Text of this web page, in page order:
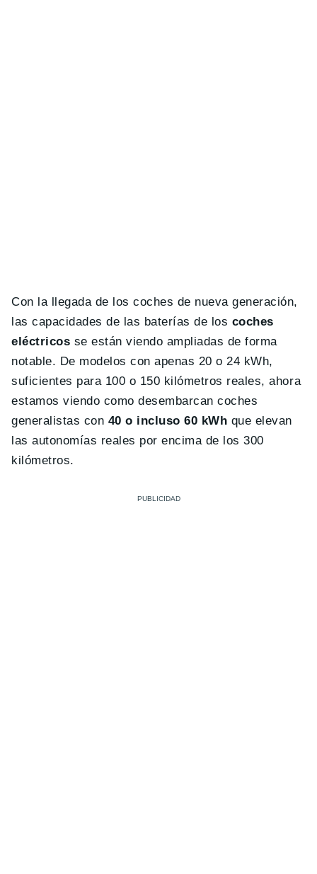
Con la llegada de los coches de nueva generación,
las capacidades de las baterías de los coches
eléctricos se están viendo ampliadas de forma
notable. De modelos con apenas 20 o 24 kWh,
suficientes para 100 o 150 kilómetros reales, ahora
estamos viendo como desembarcan coches
generalistas con 40 o incluso 60 kWh que elevan
las autonomías reales por encima de los 300
kilómetros.